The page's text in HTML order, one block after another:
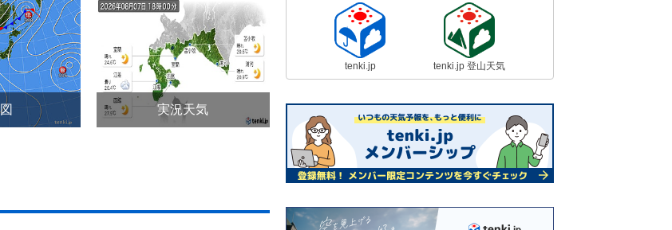
実況天気
tenki.jp tenki.jp 登山天気